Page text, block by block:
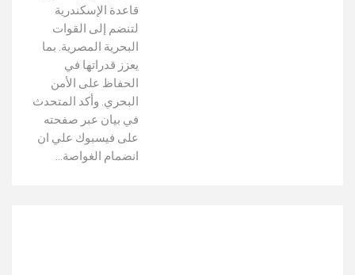
قاعدة الإسكندرية
لتنضم إلى القوات
البحرية المصرية. بما
يعزز قدراتها في
الحفاظ على الأمن
البحري. وأكد المتحدث
في بيان عبر صفحته
على فيسبوك علي ان
انضمام الغواصة…